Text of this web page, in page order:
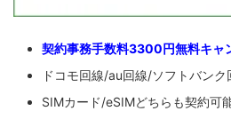
契約事務手数料3300円無料キャ
ドコモ回線/au回線/ソフトバンク
SIMカード/eSIMどちらも契約可